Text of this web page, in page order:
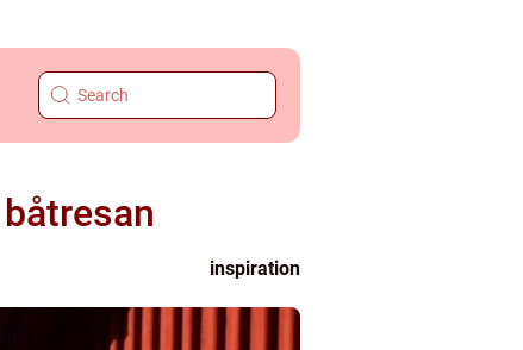
inspiration